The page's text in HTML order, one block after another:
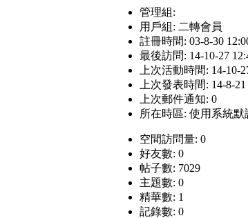
管理組:
用戶組: 二轉會員
註冊時間: 03-8-30
最後訪問: 14-10-27
上次活動時間: 14-10-
上次發表時間: 14-8-
上次郵件通知: 0
所在時區: 使用系統默
空間訪問量: 0
好友數: 0
帖子數: 7029
主題數: 0
精華數: 1
記錄數: 0